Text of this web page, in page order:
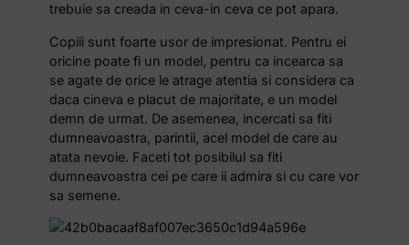
trebuie sa creada in ceva-in ceva ce pot apara.
Copiii sunt foarte usor de impresionat. Pentru ei
oricine poate fi un model, pentru ca incearca sa
se agate de orice le atrage atentia si considera ca
daca cineva e placut de majoritate, e un model
demn de urmat. De asemenea, incercati sa fiti
dumneavoastra, parintii, acel model de care au
atata nevoie. Faceti tot posibilul sa fiti
dumneavoastra cei pe care ii admira si cu care vor
sa semene.